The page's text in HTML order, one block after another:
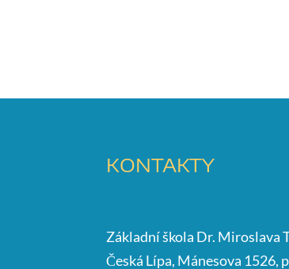
KONTAKTY
Základní škola Dr. Miroslava
Česká Lípa, Mánesova 1526,